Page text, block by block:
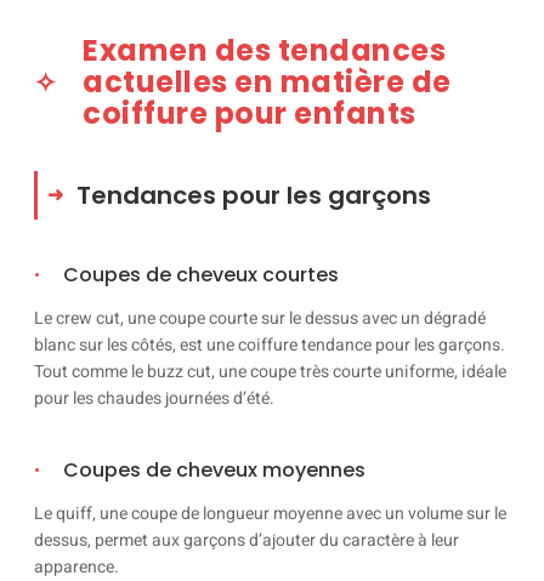
Examen des tendances
actuelles en matière de
coiffure pour enfants
Tendances pour les garçons
Coupes de cheveux courtes
Le crew cut, une coupe courte sur le dessus avec un dégradé
blanc sur les côtés, est une coiffure tendance pour les garçons.
Tout comme le buzz cut, une coupe très courte uniforme, idéale
pour les chaudes journées d’été.
Coupes de cheveux moyennes
Le quiff, une coupe de longueur moyenne avec un volume sur le
dessus, permet aux garçons d’ajouter du caractère à leur
apparence.